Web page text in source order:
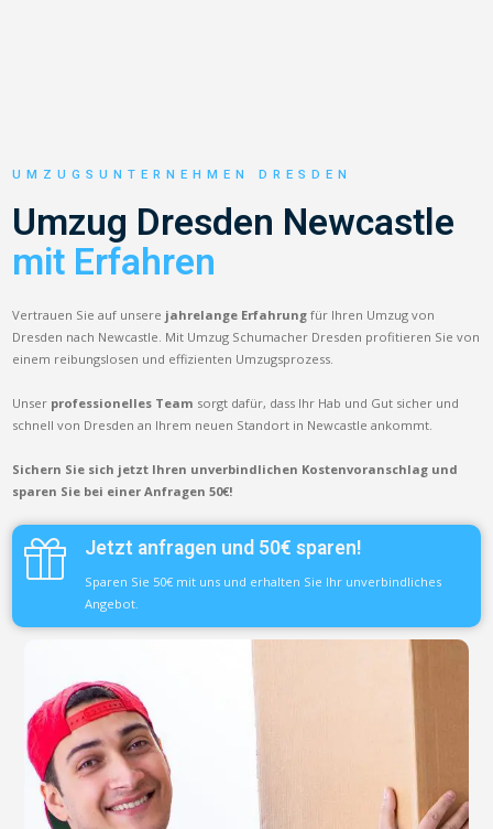
UMZUGSUNTERNEHMEN DRESDEN
Umzug Dresden Newcastle
mit Erfahren
Vertrauen Sie auf unsere jahrelange Erfahrung für Ihren Umzug von
Dresden nach Newcastle. Mit Umzug Schumacher Dresden profitieren Sie von
einem reibungslosen und effizienten Umzugsprozess.
Unser professionelles Team sorgt dafür, dass Ihr Hab und Gut sicher und
schnell von Dresden an Ihrem neuen Standort in Newcastle ankommt.
Sichern Sie sich jetzt Ihren unverbindlichen Kostenvoranschlag und
sparen Sie bei einer Anfragen 50€!
Jetzt anfragen und 50€ sparen!
Sparen Sie 50€ mit uns und erhalten Sie Ihr unverbindliches
Angebot.